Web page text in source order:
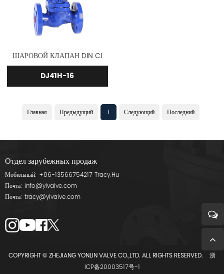
ШАРОВОЙ КЛАПАН DIN CI
DJ41H-16
Главная Предыдущий 1 Следующий Последний
Отдел зарубежных продаж
Мобильный: +86-13566754217 Tracy.Hu
Почта: info@ylvalve.com
Почта: tracy@ylvalve.com
COPYRIGHT © ZHEJIANG YONLIN VALVE CO.,LTD. ALL RIGHTS RESERVED.
浙
ICP备20003517号-1